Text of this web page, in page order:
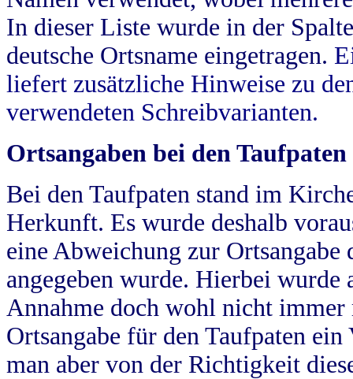
In dieser Liste wurde in der
deutsche Ortsname eingetragen.
liefert zusätzliche Hinweise zu
verwendeten Schreibvarianten.
Ortsangaben bei den Taufpaten
Bei den Taufpaten stand im
Herkunft. Es wurde deshalb
eine Abweichung zur
angegeben wurde. Hierbei wurde
Annahme doch wohl nicht
Ortsangabe für den Taufpaten
man aber von der Richtigkeit